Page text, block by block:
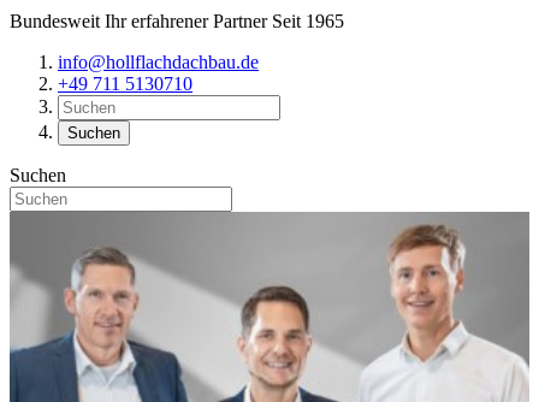
Bundesweit Ihr erfahrener Partner Seit 1965
info@hollflachdachbau.de
+49 711 5130710
Suchen
Suchen